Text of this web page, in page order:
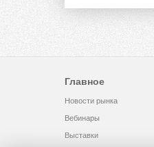
Главное
Новости рынка
Вебинары
Выставки